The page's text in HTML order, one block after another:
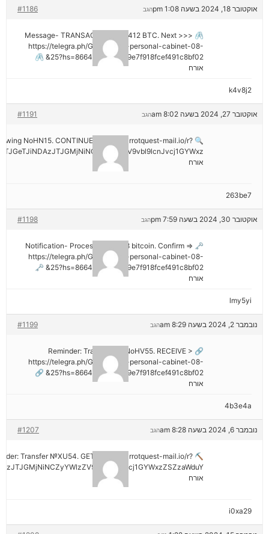
אוקטובר 18, 2024 בשעה 1:08 pm #1186 הגב
🖇 Message- TRANSACTION 1.82412 BTC. Next >>>
https://telegra.ph/Go-to-your-personal-cabinet-08-
25?hs=8664c520642b9e7f918fcef491c8bf02& 🖇
אורח
k4v8j2
אוקטובר 27, 2024 בשעה 8:02 am #1191 הגב
NoHN15. CONTINUE =>> out.carrotquest-mail.io/r?
אורח
263be7
אוקטובר 30, 2024 בשעה 7:59 pm #1198 הגב
🗝 Notification- Process 1.823548 bitcoin. Confirm =>
https://telegra.ph/Go-to-your-personal-cabinet-08-
25?hs=8664c520642b9e7f918fcef491c8bf02& 🗝
אורח
lmy5yi
נובמבר 2, 2024 בשעה 8:29 am #1199 הגב
🔗 Reminder: Transaction NoHV55. RECEIVE >
https://telegra.ph/Go-to-your-personal-cabinet-08-
25?hs=8664c520642b9e7f918fcef491c8bf02& 🔗
אורח
4b3e4a
נובמבר 6, 2024 בשעה 8:28 am #1207 הגב
Transfer №XU54. GET >> out.carrotquest-mail.io/r?
אורח
i0xa29